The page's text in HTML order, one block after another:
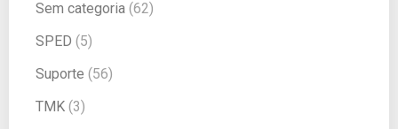
Sem categoria (62)
SPED (5)
Suporte (56)
TMK (3)